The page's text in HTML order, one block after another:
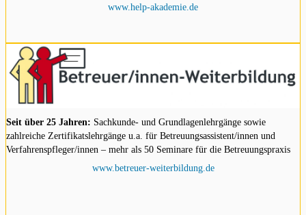
www.help-akademie.de
Seit über 25 Jahren: Sachkunde- und Grundlagenlehrgänge sowie
zahlreiche Zertifikatslehrgänge u.a. für Betreuungsassistent/innen und
Verfahrenspfleger/innen – mehr als 50 Seminare für die Betreuungspraxis
www.betreuer-weiterbildung.de